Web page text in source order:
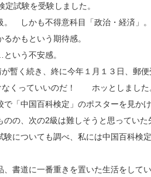
試験を受験しました。
。 しかも不得意科目「政治・経済」。
かもという期待感。
いう不安感。
暫く続き、終に今年１月１３日、郵便
くっていいのだ！ ホッとしました
「中国百科検定」のポスターを見か
の、次の2級は難しそうと思ってい
についても調べ、私には中国百科検
書道に一番重きを置いた生活をしてい